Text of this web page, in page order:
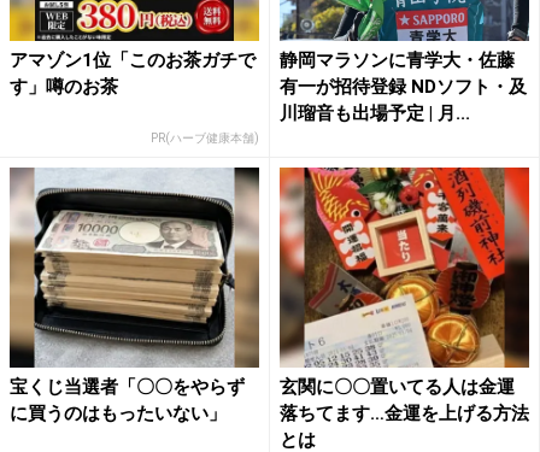
アマゾン1位「このお茶ガチで
す」噂のお茶
PR(ハーブ健康本舗)
静岡マラソンに青学大・佐藤
有一が招待登録 NDソフト・及
川瑠音も出場予定 | 月...
宝くじ当選者「〇〇をやらず
に買うのはもったいない」
玄関に〇〇置いてる人は金運
落ちてます…金運を上げる方法
とは